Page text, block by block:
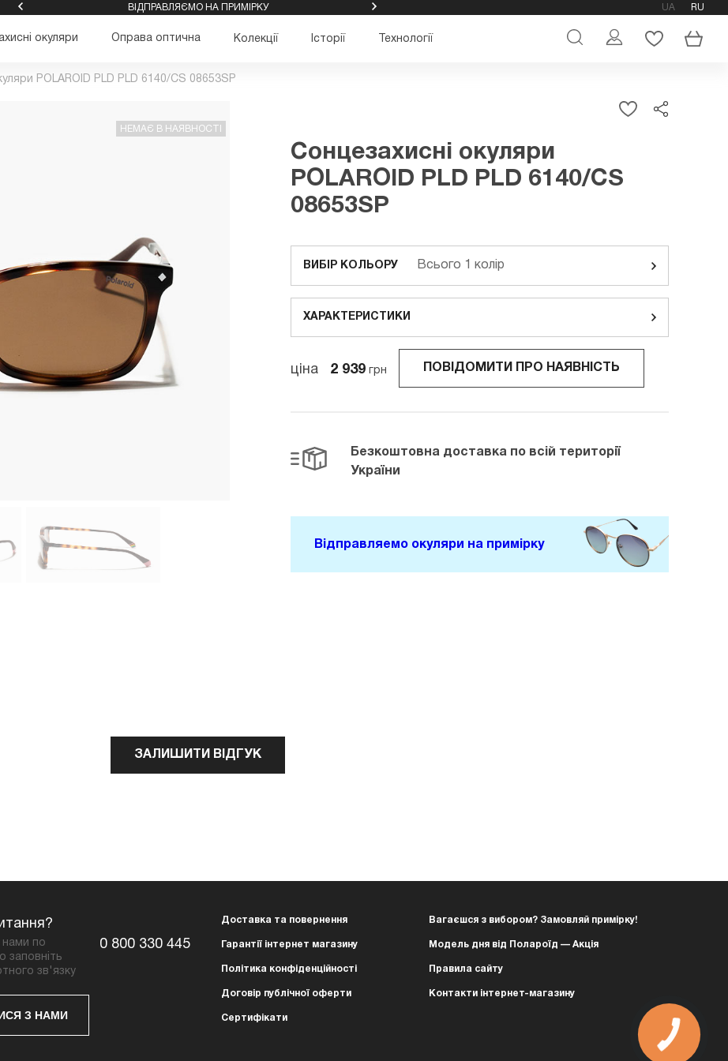
ВІДПРАВЛЯЄМО НА ПРИМІРКУ UA RU
окуляри Оправа оптична Колекції Історії Технології
POLAROID PLD PLD 6140/CS 08653SP
НЕМАЄ В НАЯВНОСТІ
Сонцезахисні окуляри
POLAROID PLD PLD 6140/CS
08653SP
ВИБІР КОЛЬОРУ Всього 1 колір
ХАРАКТЕРИСТИКИ
ціна 2 939 грн ПОВІДОМИТИ ПРО НАЯВНІСТЬ
Безкоштовна доставка по всій території
України
Відправляемо окуляри на примірку
ЗАЛИШИТИ ВІДГУК
нами по
заповніть
зв'язку
0 800 330 445
З НАМИ
Доставка та повернення
Гарантії інтернет магазину
Політика конфіденційності
Договір публічної оферти
Сертифікати
Вагаєшся з вибором? Замовляй примірку!
Модель дня від Полароїд — Акція
Правила сайту
Контакти інтернет-магазину
КНОПКА
ЗВ'ЯЗКУ